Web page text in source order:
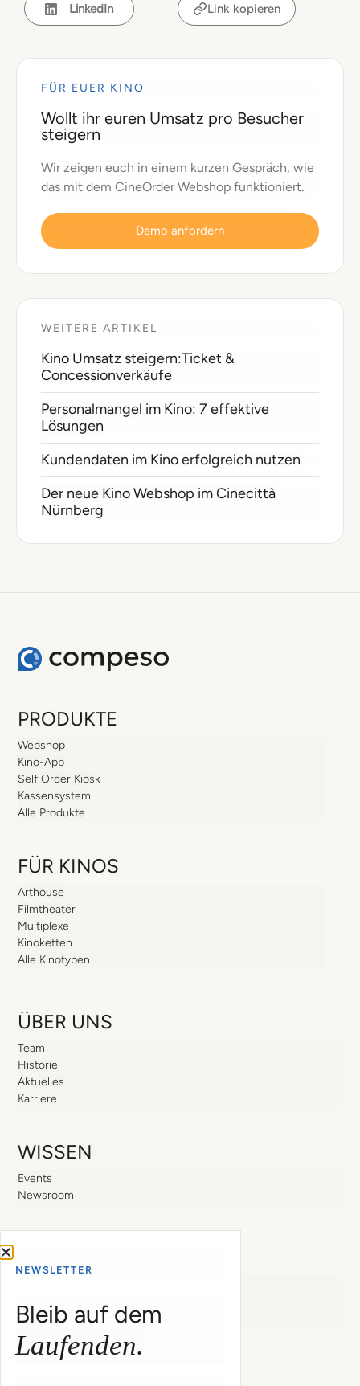
LinkedIn Link kopieren
FÜR EUER KINO
Wollt ihr euren Umsatz pro Besucher
steigern
Wir zeigen euch in einem kurzen Gespräch, wie
das mit dem CineOrder Webshop funktioniert.
Demo anfordern
WEITERE ARTIKEL
Kino Umsatz steigern:Ticket &
Concessionverkäufe
Personalmangel im Kino: 7 effektive
Lösungen
Kundendaten im Kino erfolgreich nutzen
Der neue Kino Webshop im Cinecittà
Nürnberg
PRODUKTE
Webshop
Kino-App
Self Order Kiosk
Kassensystem
Alle Produkte
FÜR KINOS
Arthouse
Filmtheater
Multiplexe
Kinoketten
Alle Kinotypen
ÜBER UNS
Team
Historie
Aktuelles
Karriere
WISSEN
Events
Newsroom
Passwort zurücksetzen
NEWSLETTER
Bleib auf dem
Laufenden.